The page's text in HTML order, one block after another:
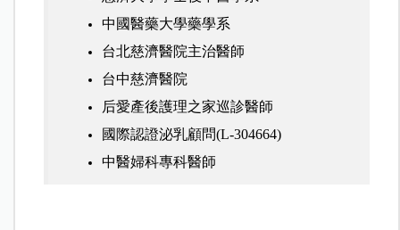
中國醫藥大學藥學系
台北慈濟醫院主治醫師
台中慈濟醫院
后愛產後護理之家巡診醫師
國際認證泌乳顧問(L-304664)
中醫婦科專科醫師